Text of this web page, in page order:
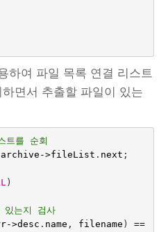
하여 파일 목록 연결 리스트
면서 추출할 파일이 있는
를 순회
archive ->fileList . next ;
)
는지 검사
->desc . name , filename ) ==